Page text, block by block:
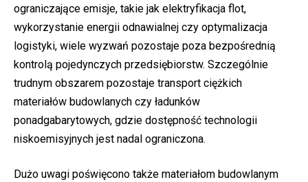
ograniczające emisje, takie jak elektryfikacja flot,
wykorzystanie energii odnawialnej czy optymalizacja
logistyki, wiele wyzwań pozostaje poza bezpośrednią
kontrolą pojedynczych przedsiębiorstw. Szczególnie
trudnym obszarem pozostaje transport ciężkich
materiałów budowlanych czy ładunków
ponadgabarytowych, gdzie dostępność technologii
niskoemisyjnych jest nadal ograniczona.
Dużo uwagi poświęcono także materiałom budowlanym